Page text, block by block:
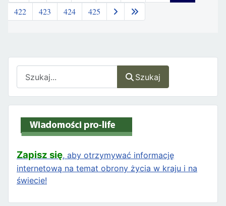
Szukaj
Zapisz się, aby otrzymywać informację
internetową na temat obrony życia w kraju i na
świecie!
422
423 424 425